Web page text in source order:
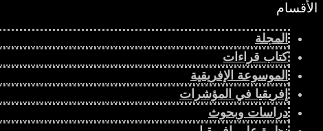
الأقسام
المجلة
كتاب قراءات
الموسوعة الإفريقية
إفريقيا في المؤشرات
دراسات وبحوث